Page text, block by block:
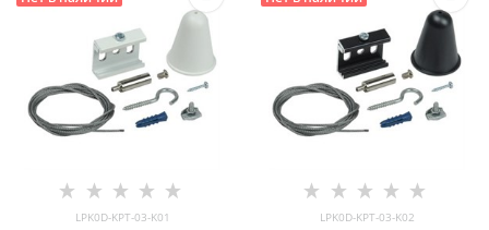
LPK0D-KPT-03-K01 LPK0D-KPT-03-K02